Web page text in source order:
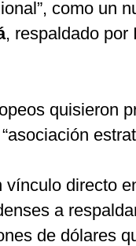
como un
, respaldado por
quisieron
directo
a
de dólares